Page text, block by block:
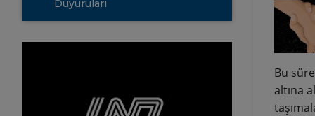
Duyuruları
Bu
altına